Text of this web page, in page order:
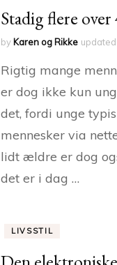
Stadig flere
by Karen og Rikke
Rigtig mange
er dog ikke kun
det, fordi unge
mennesker via
lidt ældre er dog
det er i dag …
LIVSSTIL